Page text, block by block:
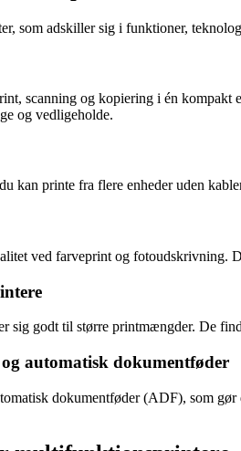
som adskiller sig i funktioner,
scanning og kopiering i én
og vedligeholde.
kan printe fra flere enheder uden
ved farveprint og fotoudskrivning.
sig godt til større printmængder. De
automatisk dokumentføder
dokumentføder (ADF), som